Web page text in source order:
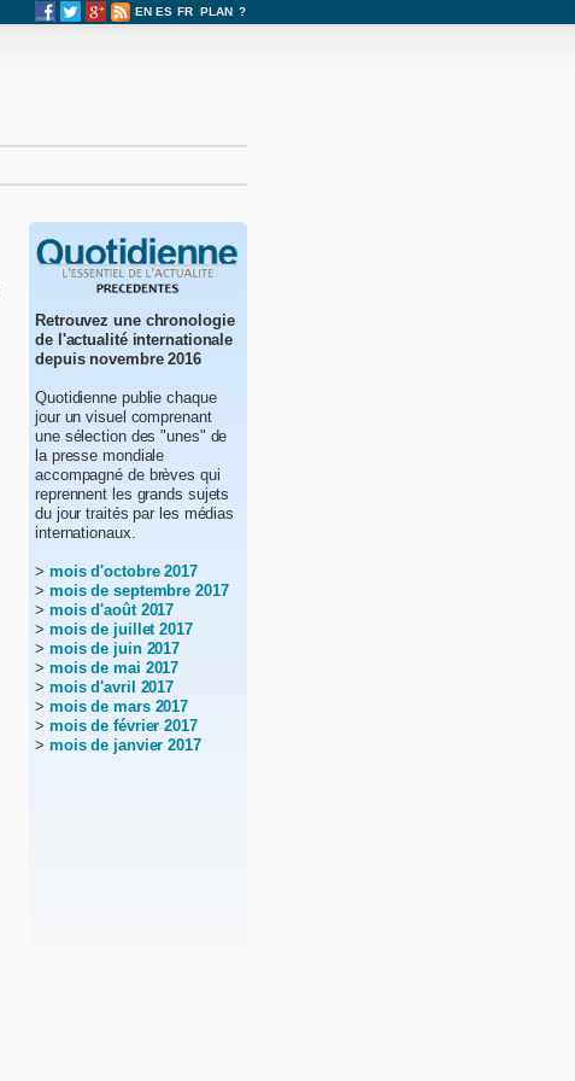
EN ES FR PLAN ?
Retrouvez une chronologie
de l'actualité internationale
depuis novembre 2016
Quotidienne publie chaque
jour un visuel comprenant
une sélection des "unes" de
la presse mondiale
accompagné de brèves qui
reprennent les grands sujets
du jour traités par les médias
internationaux.
> mois d'octobre 2017
> mois de septembre 2017
> mois d'août 2017
> mois de juillet 2017
> mois de juin 2017
> mois de mai 2017
> mois d'avril 2017
> mois de mars 2017
> mois de février 2017
> mois de janvier 2017